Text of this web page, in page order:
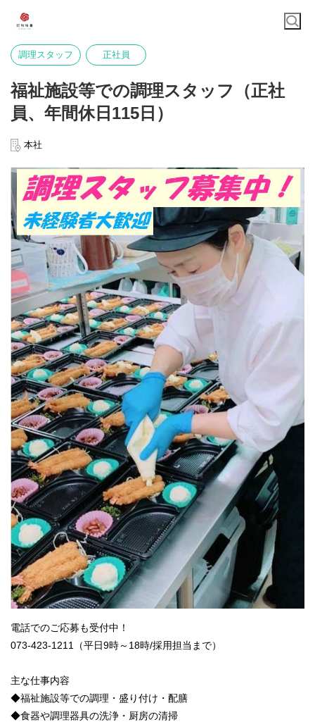
調理スタッフ 正社員
福祉施設等での調理スタッフ（正社
員、年間休日115日）
本社
電話でのご応募も受付中！
073-423-1211（平日9時～18時/採用担当まで）
主な仕事内容
◆福祉施設等での調理・盛り付け・配膳
◆食器や調理器具の洗浄・厨房の清掃